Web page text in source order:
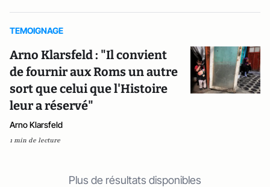
TEMOIGNAGE
Arno Klarsfeld : "Il convient
de fournir aux Roms un autre
sort que celui que l'Histoire
leur a réservé"
Arno Klarsfeld
1 min de lecture
Plus de résultats disponibles